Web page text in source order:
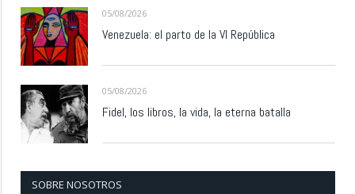
05/08/2026
Venezuela: el parto de la VI República
05/08/2026
Fidel, los libros, la vida, la eterna batalla
SOBRE NOSOTROS